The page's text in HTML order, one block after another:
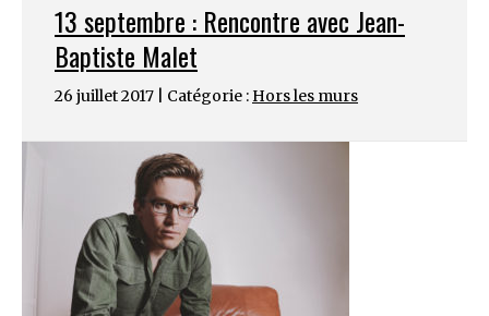
13 septembre : Rencontre avec Jean-
Baptiste Malet
26 juillet 2017 | Catégorie : Hors les murs